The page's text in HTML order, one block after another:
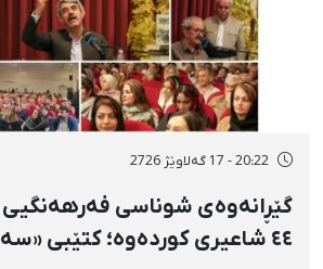
20:22 - 17 گەلاوێژ 2726
گێڕانەوەی شوناسی فەرهەنگیی
٤٤ شاعیری کوردەوە؛ کتێبی